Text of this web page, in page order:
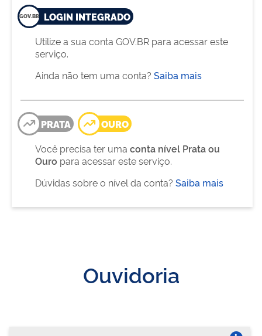
LOGIN INTEGRADO
Utilize a sua conta GOV.BR para acessar este
serviço.
Ainda não tem uma conta? Saiba mais
PRATA
OURO
Você precisa ter uma conta nível Prata ou
Ouro para acessar este serviço.
Dúvidas sobre o nível da conta? Saiba mais
Ouvidoria